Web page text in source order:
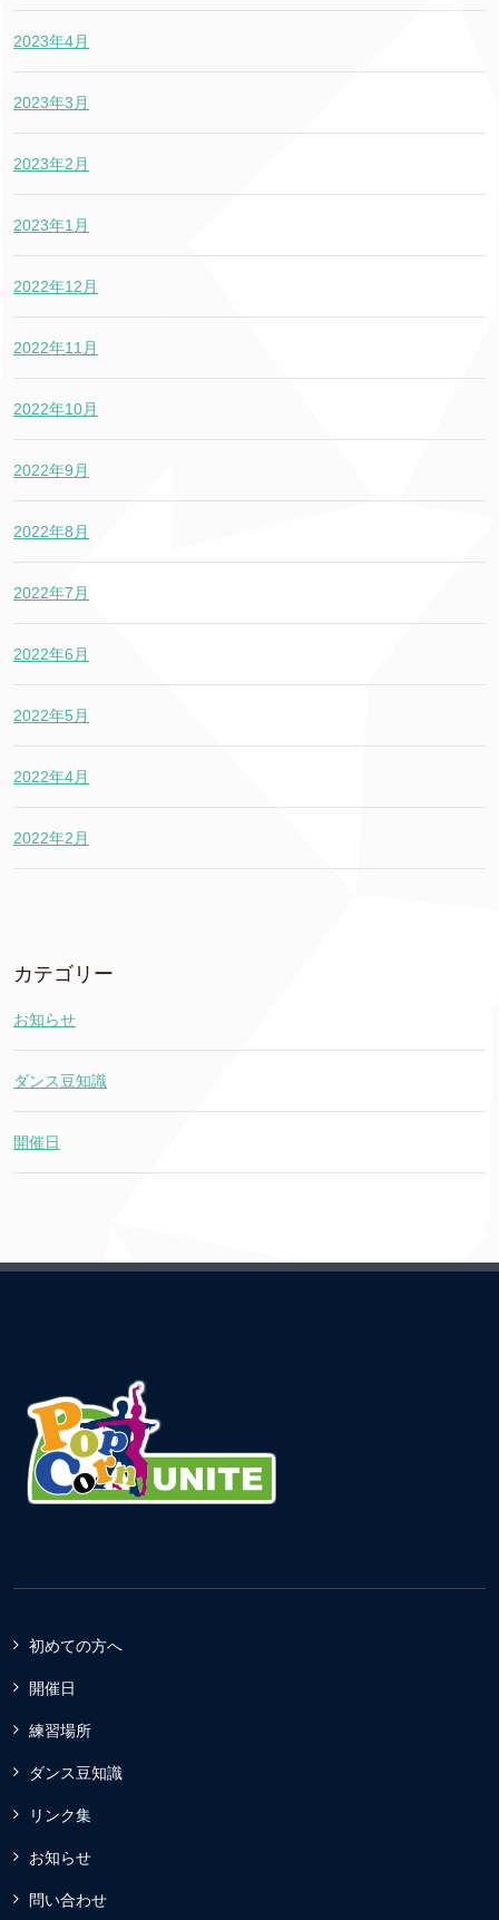
2023年4月
2023年3月
2023年2月
2023年1月
2022年12月
2022年11月
2022年10月
2022年9月
2022年8月
2022年7月
2022年6月
2022年5月
2022年4月
2022年2月
カテゴリー
お知らせ
ダンス豆知識
開催日
初めての方へ
開催日
練習場所
ダンス豆知識
リンク集
お知らせ
問い合わせ